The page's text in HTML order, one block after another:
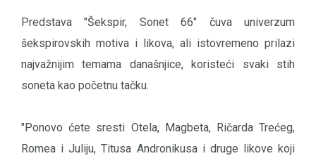
Predstava "Šekspir, Sonet 66" čuva univerzum
šekspirovskih motiva i likova, ali istovremeno prilazi
najvažnijim temama današnjice, koristeći svaki stih
soneta kao početnu tačku.
"Ponovo ćete sresti Otela, Magbeta, Ričarda Trećeg,
Romea i Juliju, Titusa Andronikusa i druge likove koji